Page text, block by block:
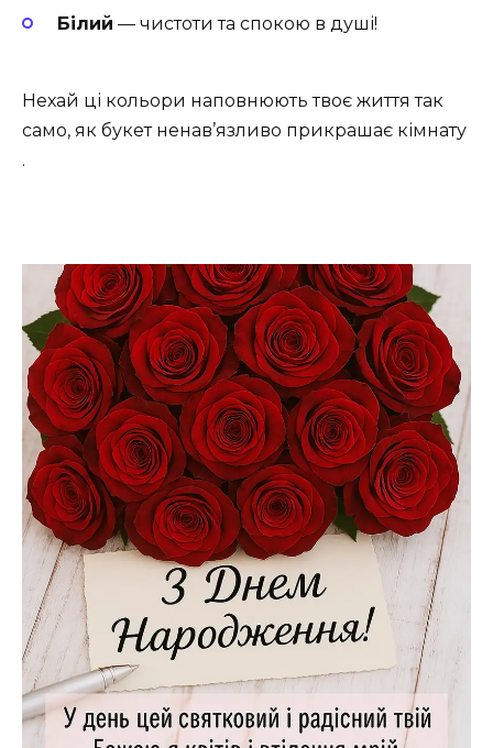
Білий — чистоти та спокою в душі!
Нехай ці кольори наповнюють твоє життя так
само, як букет ненав’язливо прикрашає кімнату
.